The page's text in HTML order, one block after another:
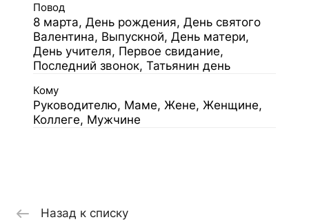
Повод
8 марта, День рождения, День святого
Валентина, Выпускной, День матери,
День учителя, Первое свидание,
Последний звонок, Татьянин день
Кому
Руководителю, Маме, Жене, Женщине,
Коллеге, Мужчине
Назад к списку